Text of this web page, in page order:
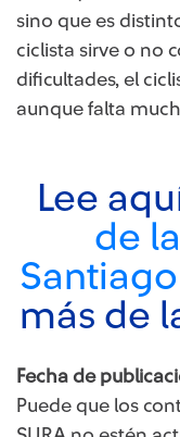
sino que es
ciclista sirve o no
dificultades, el
aunque falta
Lee
de
más de
Fecha de
Puede que los